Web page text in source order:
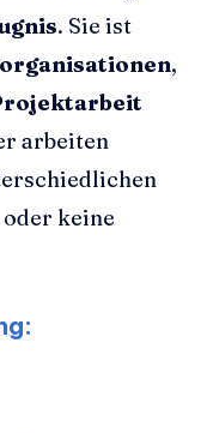
. Sie ist
,
arbeiten
keine